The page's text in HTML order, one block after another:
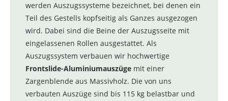
werden Auszugssysteme bezeichnet, bei denen ein
Teil des Gestells kopfseitig als Ganzes ausgezogen
wird. Dabei sind die Beine der Auszugsseite mit
eingelassenen Rollen ausgestattet. Als
Auszugssystem verbauen wir hochwertige
Frontslide-Aluminiumauszüge mit einer
Zargenblende aus Massivholz. Die von uns
verbauten Auszüge sind bis 115 kg belastbar und